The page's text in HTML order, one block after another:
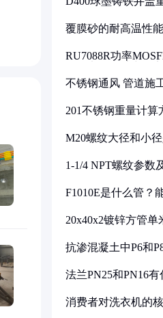
覆膜砂的耐高温性
RU7088R功率
不锈钢通风 管道施
201不锈钢重量计算
M20螺纹大径和小
1-1/4 NPT螺纹参数
F1010E是什么管？
20x40x2镀锌方管
抗渗混凝土中P6和
法兰PN25和PN16有
消费者对洗衣机的